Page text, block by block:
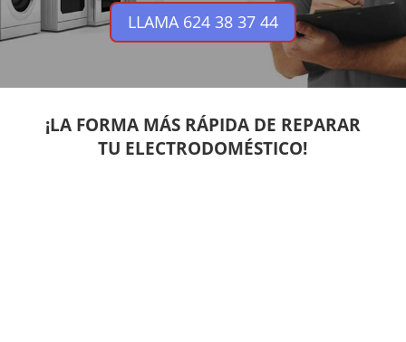
LLAMA 624 38 37 44
¡LA FORMA MÁS RÁPIDA DE REPARAR
TU ELECTRODOMÉSTICO!